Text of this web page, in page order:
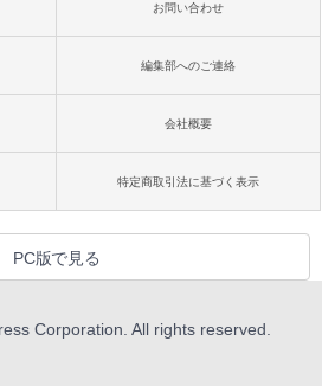
お問い合わせ
編集部へのご連絡
会社概要
特定商取引法に基づく表示
PC版で見る
Corporation. All rights reserved.